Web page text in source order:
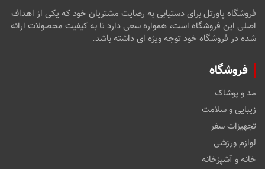
فروشگاه پاورتل برای دستیابی به رضایت مشتریان خود که یکی از اهداف
اصلی این فروشگاه است، همواره سعی دارد تا به کیفیت محصولات ارائه
شده در فروشگاه خود توجه ویژه ای داشته باشد.
فروشگاه
مد و پوشاک
زیبایی و سلامت
تجهیزات سفر
لوازم ورزشی
خانه و آشپزخانه